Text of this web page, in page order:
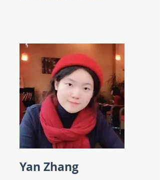
Yan Zhang